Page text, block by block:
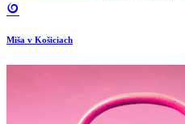
Miša v Košiciach